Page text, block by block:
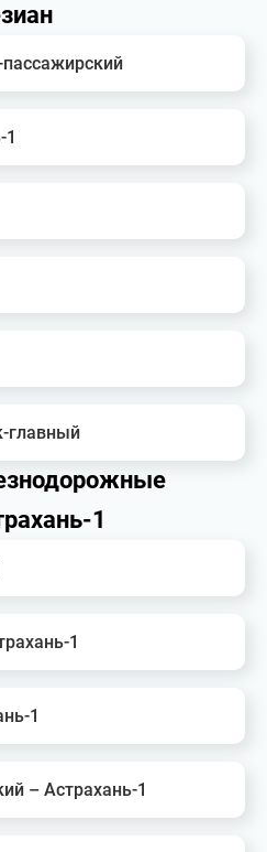
1
главный
1
1
1
– Астрахань-1